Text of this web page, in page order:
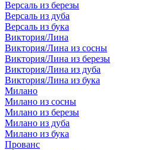
Версаль из березы
Версаль из дуба
Версаль из бука
Виктория/Лина
Виктория/Лина из сосны
Виктория/Лина из березы
Виктория/Лина из дуба
Виктория/Лина из бука
Милано
Милано из сосны
Милано из березы
Милано из дуба
Милано из бука
Прованс